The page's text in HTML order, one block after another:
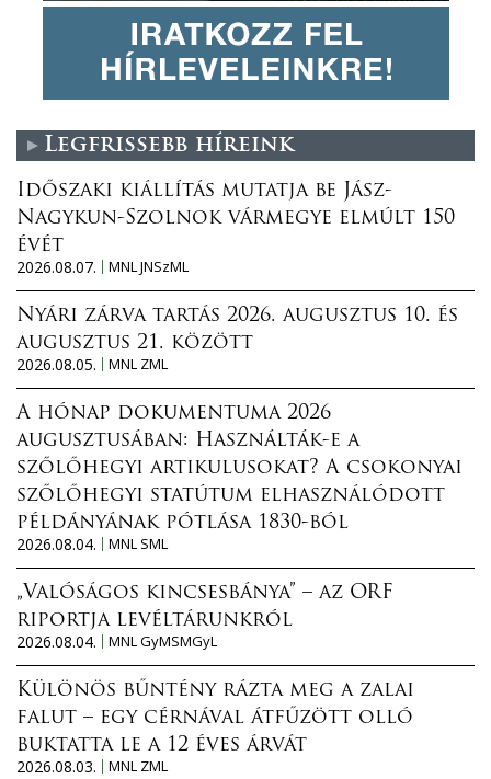
Legfrissebb híreink
Időszaki kiállítás mutatja be Jász-
Nagykun-Szolnok vármegye elmúlt 150
évét
2026.08.07.
MNL JNSzML
Nyári zárva tartás 2026. augusztus 10. és
augusztus 21. között
2026.08.05.
MNL ZML
A hónap dokumentuma 2026
augusztusában: Használták-e a
szőlőhegyi artikulusokat? A csokonyai
szőlőhegyi statútum elhasználódott
példányának pótlása 1830-ból
2026.08.04.
MNL SML
„Valóságos kincsesbánya” – az ORF
riportja levéltárunkról
2026.08.04.
MNL GyMSMGyL
Különös bűntény rázta meg a zalai
falut – egy cérnával átfűzött olló
buktatta le a 12 éves árvát
2026.08.03.
MNL ZML